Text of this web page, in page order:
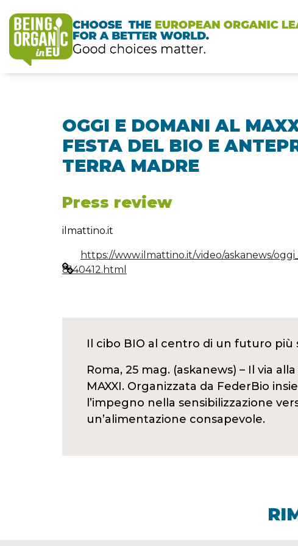
OGGI E DOMANI AL
FESTA DEL BIO E
TERRA MADRE
Press review
ilmattino.it
https://www.ilmattino.it/video/askanews/
8140412.html
Il cibo BIO al centro di un futuro più
Roma, 25 mag. (askanews) – Il via
MAXXI. Organizzata da FederBio
l’impegno nella sensibilizzazione
un’alimentazione consapevole.